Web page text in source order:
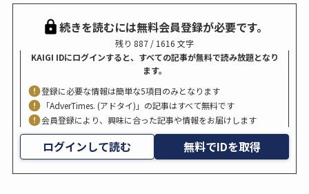
続きを読むには無料会員登録が必要です。
残り 887 / 1616 文字
KAIGI IDにログインすると、すべての記事が無料で読み放題となり
ます。
登録に必要な情報は簡単な5項目のみとなります
「AdverTimes. (アドタイ)」の記事はすべて無料です
会員登録により、興味に合った記事や情報をお届けします
ログインして読む 無料でIDを取得